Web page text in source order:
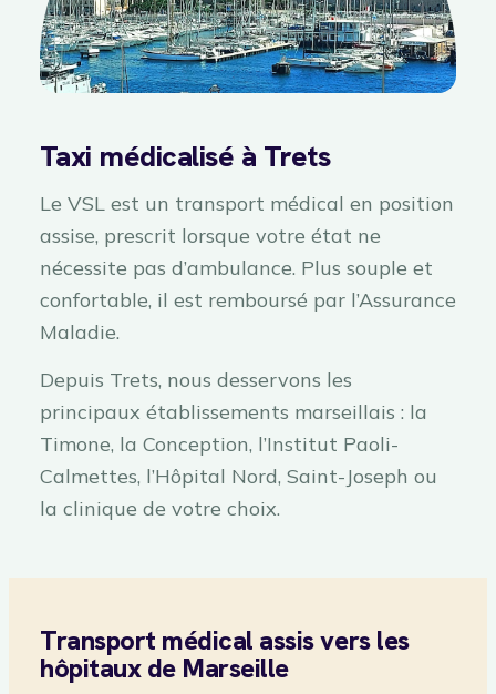
Taxi médicalisé à Trets
Le VSL est un transport médical en position
assise, prescrit lorsque votre état ne
nécessite pas d’ambulance. Plus souple et
confortable, il est remboursé par l’Assurance
Maladie.
Depuis Trets, nous desservons les
principaux établissements marseillais : la
Timone, la Conception, l’Institut Paoli-
Calmettes, l’Hôpital Nord, Saint-Joseph ou
la clinique de votre choix.
Transport médical assis vers les
hôpitaux de Marseille